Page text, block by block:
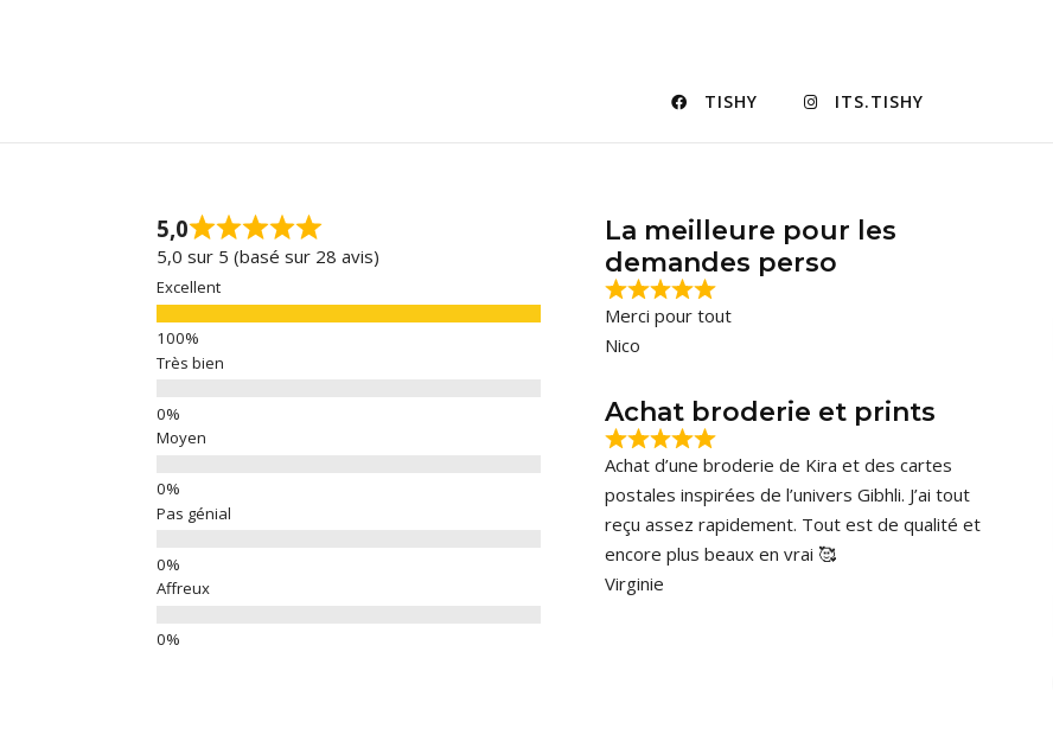
TISHY ITS.TISHY
5,0
5,0 sur 5 (basé sur 28 avis)
Excellent
Très bien
Moyen
Pas génial
Affreux
La meilleure pour les
demandes perso
Merci pour tout
Nico
Achat broderie et prints
Achat d’une broderie de Kira et des cartes
postales inspirées de l’univers Gibhli. J’ai tout
reçu assez rapidement. Tout est de qualité et
encore plus beaux en vrai 🥰
Virginie